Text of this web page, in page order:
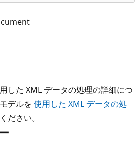
した XML データの処理の詳細につ
デルを 使用した XML データの処
ださい。